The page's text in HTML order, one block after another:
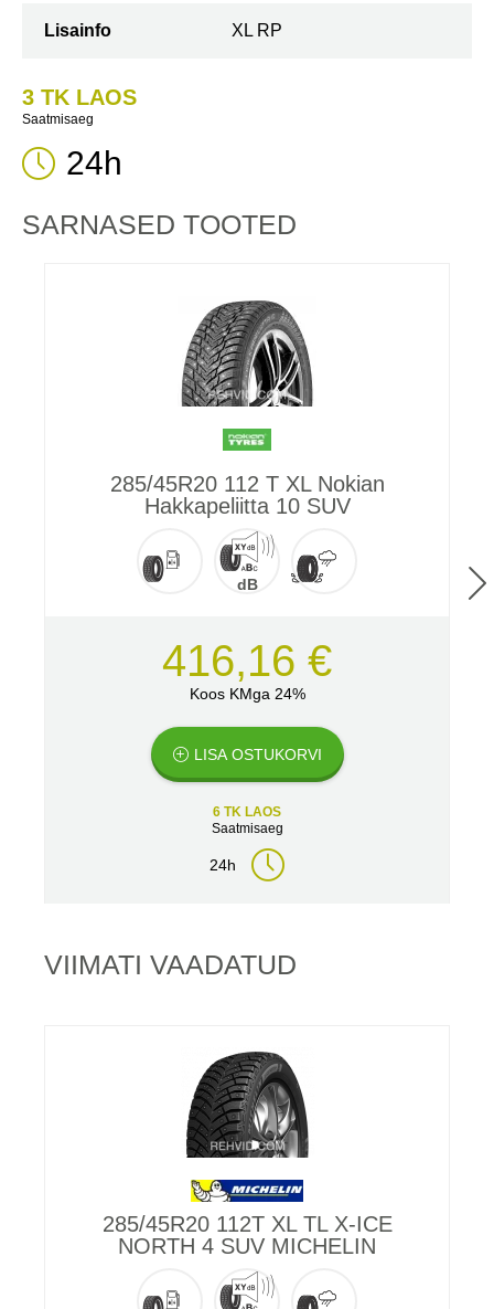
Lisainfo XL RP
3 TK LAOS
Saatmisaeg
24h
SARNASED TOOTED
285/45R20 112 T XL Nokian
Hakkapeliitta 10 SUV
dB
416,16 €
Koos KMga 24%
LISA OSTUKORVI
6 TK LAOS
Saatmisaeg
24h
VIIMATI VAADATUD
285/45R20 112T XL TL X-ICE
NORTH 4 SUV MICHELIN